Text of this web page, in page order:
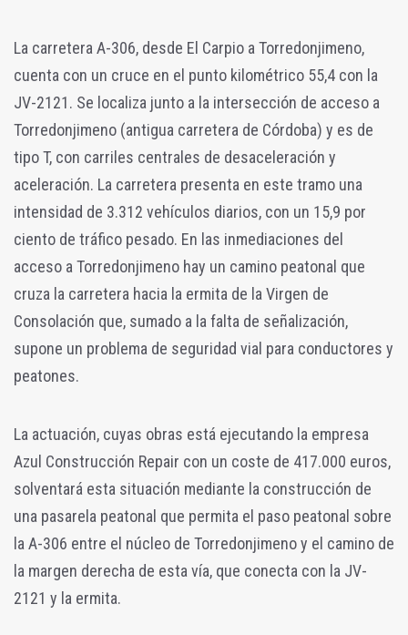
La carretera A-306, desde El Carpio a Torredonjimeno,
cuenta con un cruce en el punto kilométrico 55,4 con la
JV-2121. Se localiza junto a la intersección de acceso a
Torredonjimeno (antigua carretera de Córdoba) y es de
tipo T, con carriles centrales de desaceleración y
aceleración. La carretera presenta en este tramo una
intensidad de 3.312 vehículos diarios, con un 15,9 por
ciento de tráfico pesado. En las inmediaciones del
acceso a Torredonjimeno hay un camino peatonal que
cruza la carretera hacia la ermita de la Virgen de
Consolación que, sumado a la falta de señalización,
supone un problema de seguridad vial para conductores y
peatones.
La actuación, cuyas obras está ejecutando la empresa
Azul Construcción Repair con un coste de 417.000 euros,
solventará esta situación mediante la construcción de
una pasarela peatonal que permita el paso peatonal sobre
la A-306 entre el núcleo de Torredonjimeno y el camino de
la margen derecha de esta vía, que conecta con la JV-
2121 y la ermita.